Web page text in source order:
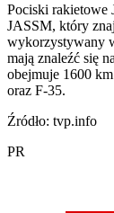
Pociski rakietowe
JASSM, który
wykorzystywany
mają znaleźć się
obejmuje 1600
oraz F-35.
Źródło: tvp.info
PR